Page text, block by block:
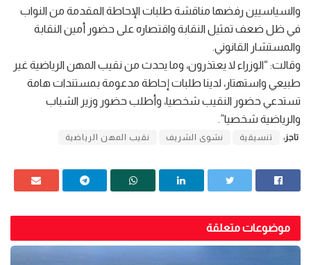
والسياسيين رفضها مناقشة طلبات الإحاطة المقدمة من النواب
في ظل ضعف تمثيل النقابة واقتصاره على حضور أمين النقابة
والمستشار القانوني.
وقالت: “الوزراء لا يعتذرون، وما يحدث من نقيب المهن الرياضية غير
طبيعي واستهتار، لدينا طلبات إحاطة مدعومة بمستندات هامة
تستدعي حضور النقيب شخصيا، وأطلب حضور وزير الشباب
والرياضية شخصيا”.
تاجز: تنسيقية نشوى الشريف نقيب المهن الرياضية
موضوعات متعلقة